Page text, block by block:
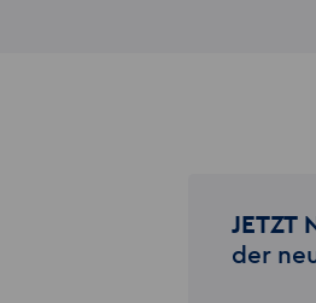
JETZT
der